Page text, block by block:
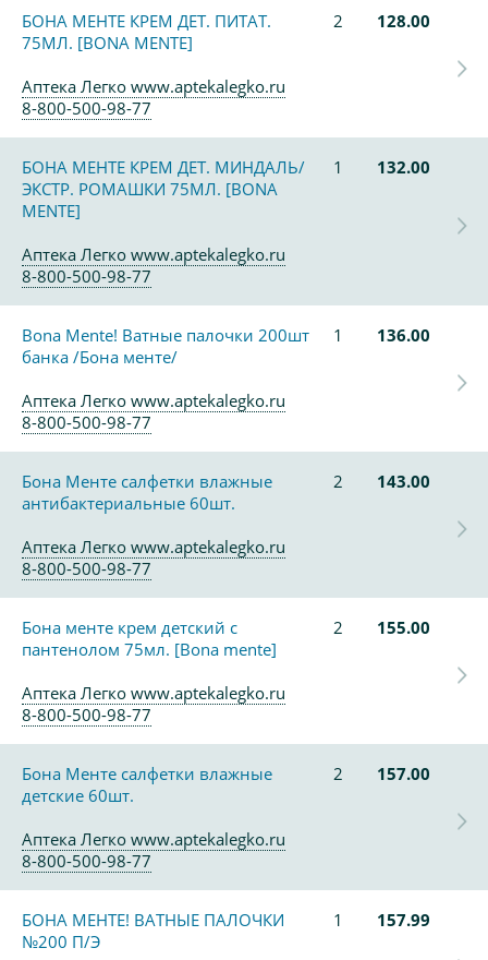
БОНА МЕНТЕ КРЕМ ДЕТ. ПИТАТ.
75МЛ. [BONA MENTE]
2 128.00
Аптека Легко www.aptekalegko.ru
8-800-500-98-77
БОНА МЕНТЕ КРЕМ ДЕТ. МИНДАЛЬ/
ЭКСТР. РОМАШКИ 75МЛ. [BONA
MENTE]
1 132.00
Аптека Легко www.aptekalegko.ru
8-800-500-98-77
Bona Mente! Ватные палочки 200шт
банка /Бона менте/
1 136.00
Аптека Легко www.aptekalegko.ru
8-800-500-98-77
Бона Менте салфетки влажные
антибактериальные 60шт.
2 143.00
Аптека Легко www.aptekalegko.ru
8-800-500-98-77
Бона менте крем детский с
пантенолом 75мл. [Bona mente]
2 155.00
Аптека Легко www.aptekalegko.ru
8-800-500-98-77
Бона Менте салфетки влажные
детские 60шт.
2 157.00
Аптека Легко www.aptekalegko.ru
8-800-500-98-77
БОНА МЕНТЕ! ВАТНЫЕ ПАЛОЧКИ
№200 П/Э
1 157.99